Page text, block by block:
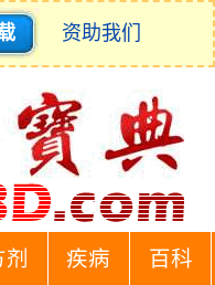
资助我们
剂 疾病 百科